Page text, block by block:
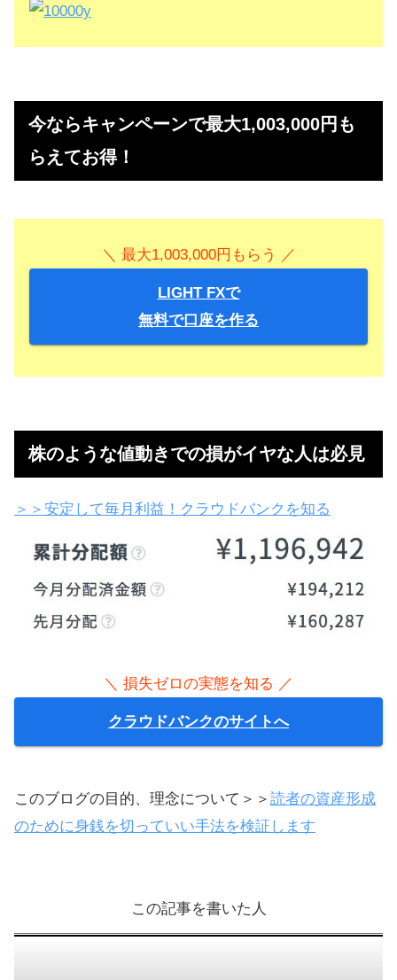
今ならキャンペーンで最大1,003,000円も
らえてお得！
＼ 最大1,003,000円もらう ／
LIGHT FXで
無料で口座を作る
株のような値動きでの損がイヤな人は必見
＞＞安定して毎月利益！クラウドバンクを知る
＼ 損失ゼロの実態を知る ／
クラウドバンクのサイトへ
このブログの目的、理念について＞＞ 読者の資産形成
のために身銭を切っていい手法を検証します
この記事を書いた人